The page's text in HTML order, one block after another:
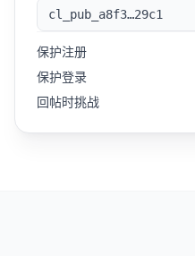
cl_pub_a8f3…29c1
保护注册
保护登录
回帖时挑战